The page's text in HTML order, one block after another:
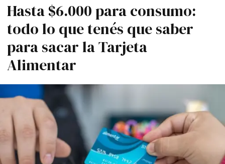
Hasta $6.000 para consumo:
todo lo que tenés que saber
para sacar la Tarjeta
Alimentar